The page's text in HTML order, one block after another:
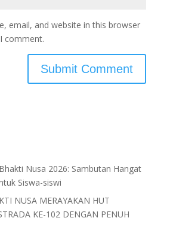
email, and website in this browser
comment.
Nusa 2026: Sambutan Hangat
Siswa-siswi
NUSA MERAYAKAN HUT
KE-102 DENGAN PENUH